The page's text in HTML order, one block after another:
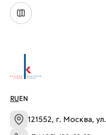
RU EN
121552, г. Москва,